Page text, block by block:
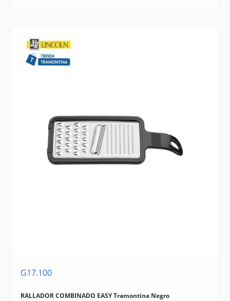
G17.100
RALLADOR COMBINADO EASY Tramontina Negro